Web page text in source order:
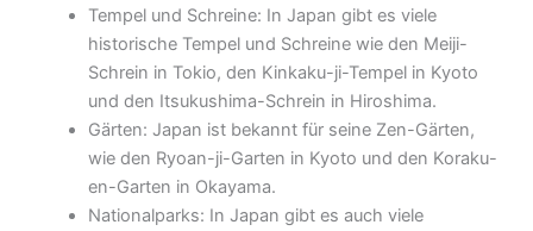
Tempel und Schreine: In Japan gibt es viele
historische Tempel und Schreine wie den Meiji-
Schrein in Tokio, den Kinkaku-ji-Tempel in Kyoto
und den Itsukushima-Schrein in Hiroshima.
Gärten: Japan ist bekannt für seine Zen-Gärten,
wie den Ryoan-ji-Garten in Kyoto und den Koraku-
en-Garten in Okayama.
Nationalparks: In Japan gibt es auch viele